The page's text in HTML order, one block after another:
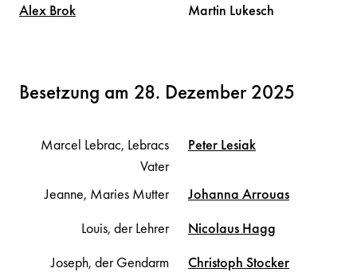
Alex Brok
Martin Lukesch
Besetzung am 28. Dezember 2025
Marcel Lebrac, Lebracs
Vater
Peter Lesiak
Jeanne, Maries Mutter Johanna Arrouas
Louis, der Lehrer
Nicolaus Hagg
Joseph, der Gendarm
Christoph Stocker